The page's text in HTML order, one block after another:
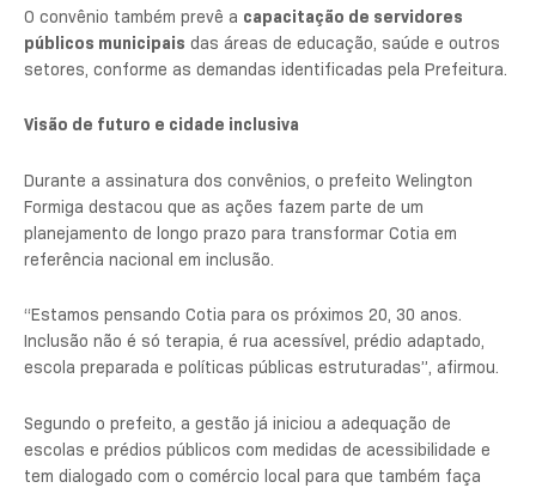
O convênio também prevê a capacitação de servidores
públicos municipais das áreas de educação, saúde e outros
setores, conforme as demandas identificadas pela Prefeitura.
Visão de futuro e cidade inclusiva
Durante a assinatura dos convênios, o prefeito Welington
Formiga destacou que as ações fazem parte de um
planejamento de longo prazo para transformar Cotia em
referência nacional em inclusão.
“Estamos pensando Cotia para os próximos 20, 30 anos.
Inclusão não é só terapia, é rua acessível, prédio adaptado,
escola preparada e políticas públicas estruturadas”, afirmou.
Segundo o prefeito, a gestão já iniciou a adequação de
escolas e prédios públicos com medidas de acessibilidade e
tem dialogado com o comércio local para que também faça